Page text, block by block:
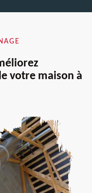
votre maison à